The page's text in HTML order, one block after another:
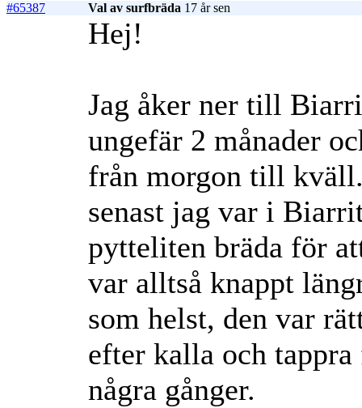
#65387
Val av surfbräda 17 år sen
Hej!
Jag åker ner till
ungefär 2 månader
från morgon till
senast jag var i
pytteliten bräda för
var alltså knappt
som helst, den var
efter kalla och
några gånger.